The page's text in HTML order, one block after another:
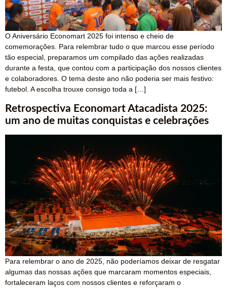
O Aniversário Economart 2025 foi intenso e cheio de
comemorações. Para relembrar tudo o que marcou esse período
tão especial, preparamos um compilado das ações realizadas
durante a festa, que contou com a participação dos nossos clientes
e colaboradores. O tema deste ano não poderia ser mais festivo:
futebol. A escolha trouxe consigo toda a […]
Retrospectiva Economart Atacadista 2025:
um ano de muitas conquistas e celebrações
Para relembrar o ano de 2025, não poderíamos deixar de resgatar
algumas das nossas ações que marcaram momentos especiais,
fortaleceram laços com nossos clientes e reforçaram o